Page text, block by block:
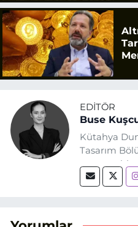
EDITÖR
Buse
Kütahya
Tasarım
mezun
tarihinde,